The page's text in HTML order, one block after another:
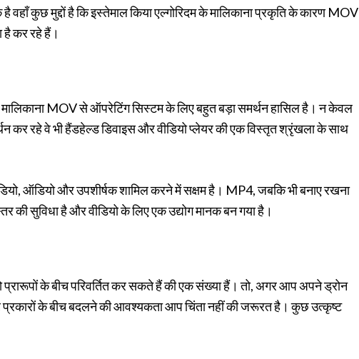
कुछ मुद्दों है कि इस्तेमाल किया एल्गोरिदम के मालिकाना प्रकृति के कारण MOV
है कर रहे हैं।
MOV से ऑपरेटिंग सिस्टम के लिए बहुत बड़ा समर्थन हासिल है। न केवल
कर रहे वे भी हैंडहेल्ड डिवाइस और वीडियो प्लेयर की एक विस्तृत श्रृंखला के साथ
ऑडियो और उपशीर्षक शामिल करने में सक्षम है। MP4, जबकि भी बनाए रखना
की सुविधा है और वीडियो के लिए एक उद्योग मानक बन गया है।
के बीच परिवर्तित कर सकते हैं की एक संख्या हैं। तो, अगर आप अपने ड्रोन
प्रकारों के बीच बदलने की आवश्यकता आप चिंता नहीं की जरूरत है। कुछ उत्कृष्ट